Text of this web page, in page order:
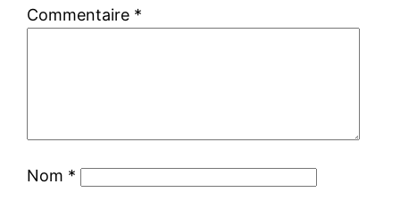
Commentaire *
Nom *